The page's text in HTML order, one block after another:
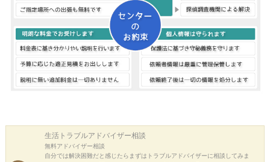
生活トラブルアドバイザー相談
無料アドバイザー相談
自分では解決困難だと感じたらまずはトラブルアドバイザーに相談してみま